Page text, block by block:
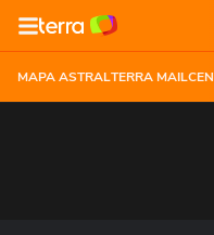
MAPA ASTRALTERRA MAIL